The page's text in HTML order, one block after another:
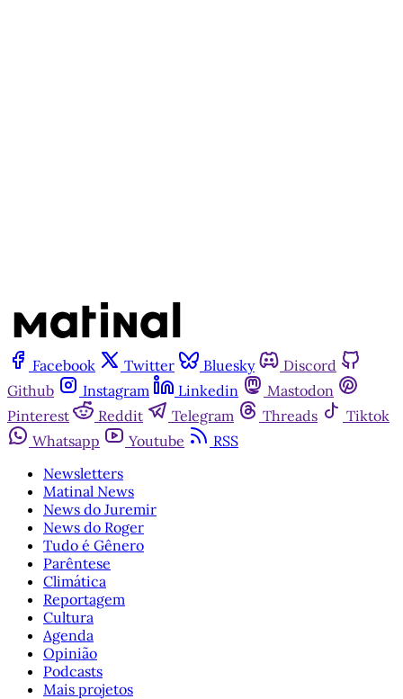
Facebook Twitter Bluesky
Discord
Github
Instagram Linkedin
Mastodon
Pinterest
Reddit Telegram Threads
Tiktok
Whatsapp
Youtube
RSS
Newsletters
Matinal News
News do Juremir
News do Roger
Tudo é Gênero
Parêntese
Climática
Reportagem
Cultura
Agenda
Opinião
Podcasts
Mais projetos